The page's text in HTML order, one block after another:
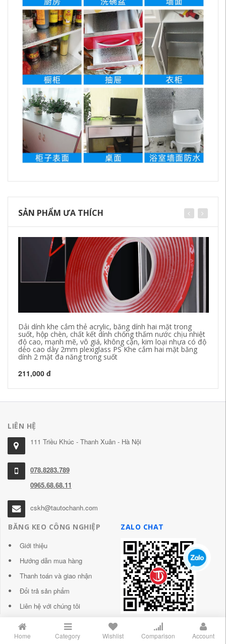
SẢN PHẨM ƯA THÍCH
Dải dính khe cắm thẻ acrylic, băng dính hai mặt trong
suốt, hộp chèn, chất kết dính chống thấm nước chịu nhiệt
độ cao, mạnh mẽ, vô giá, không cặn, kim loại nhựa có độ
dẻo cao dày 2mm plexiglass PS Khe cắm hai mặt băng
dính 2 mặt đa năng trong suốt
211,000 đ
LIÊN HỆ
111 Triều Khúc - Thanh Xuân - Hà Nội
078.8283.789
0965.68.68.11
cskh@tautochanh.com
BĂNG KEO CÔNG NGHIỆP
Giới thiệu
Hướng dẫn mua hàng
Thanh toán và giao nhận
Đổi trả sản phẩm
Liên hệ với chúng tôi
ZALO CHAT
Home Category Wishlist Comparison Account